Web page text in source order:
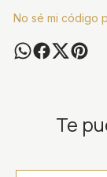
No sé mi código
Te